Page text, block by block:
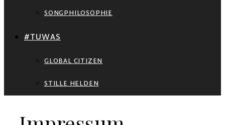
SONGPHILOSOPHIE
#TUWAS
GLOBAL CITIZEN
STILLE HELDEN